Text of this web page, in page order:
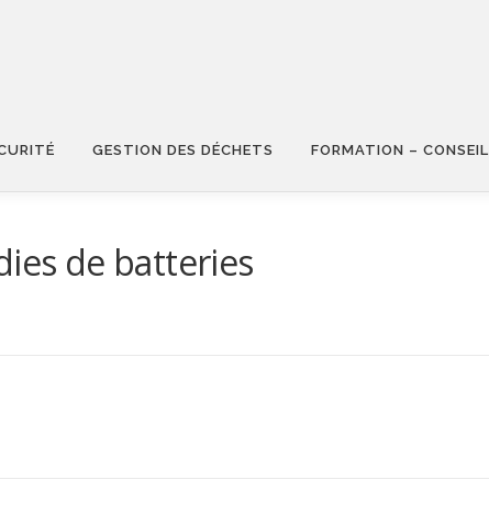
GESTION DES DÉCHETS FORMATION – CONSEIL
de batteries